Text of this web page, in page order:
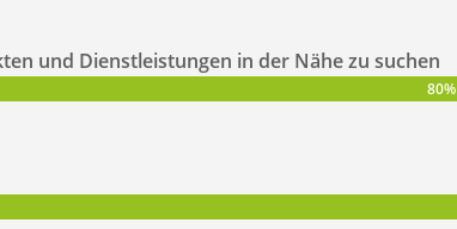
und Dienstleistungen in der Nähe zu suchen
80%
80%